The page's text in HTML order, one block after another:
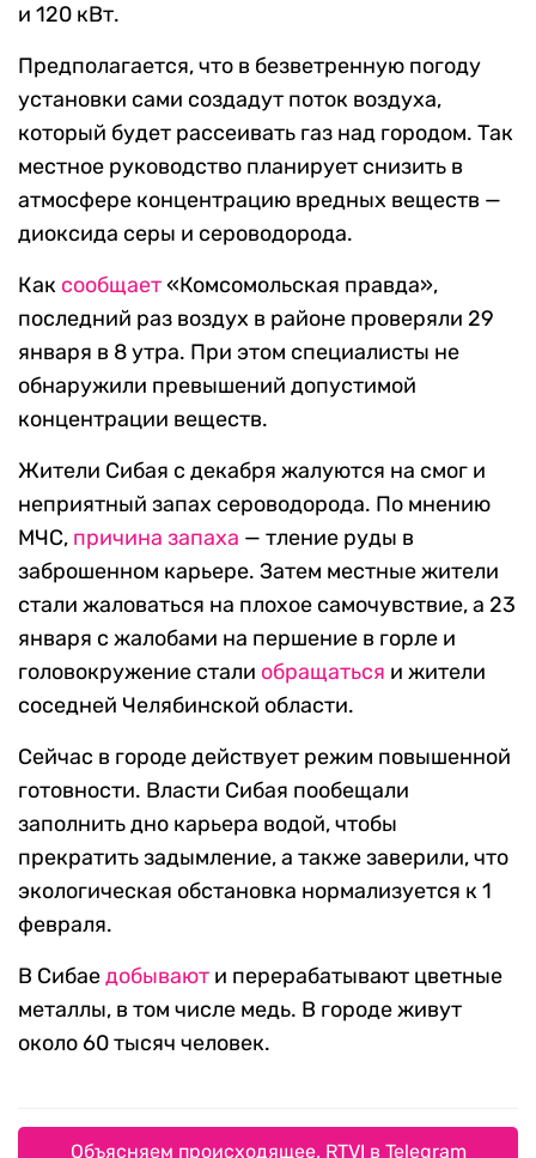
и 120 кВт.
Предполагается, что в безветренную погоду
установки сами создадут поток воздуха,
который будет рассеивать газ над городом. Так
местное руководство планирует снизить в
атмосфере концентрацию вредных веществ —
диоксида серы и сероводорода.
Как сообщает«Комсомольская правда»,
последний раз воздух в районе проверяли 29
января в 8 утра. При этом специалисты не
обнаружили превышений допустимой
концентрации веществ.
Жители Сибая с декабря жалуются на смог и
неприятный запах сероводорода. По мнению
МЧС, причина запаха — тление руды в
заброшенном карьере. Затем местные жители
стали жаловаться на плохое самочувствие, а 23
января с жалобами на першение в горле и
головокружение стали обращаться и жители
соседней Челябинской области.
Сейчас в городе действует режим повышенной
готовности. Власти Сибая пообещали
заполнить дно карьера водой, чтобы
прекратить задымление, а также заверили, что
экологическая обстановка нормализуется к 1
февраля.
В Сибаедобывают и перерабатывают цветные
металлы, в том числе медь. В городе живут
около 60 тысяч человек.
Объясняем происходящее. RTVI в Telegram